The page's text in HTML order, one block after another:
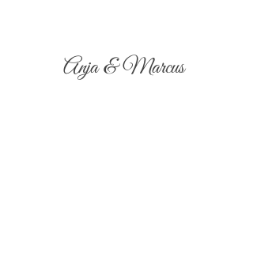
Anja & Marcus